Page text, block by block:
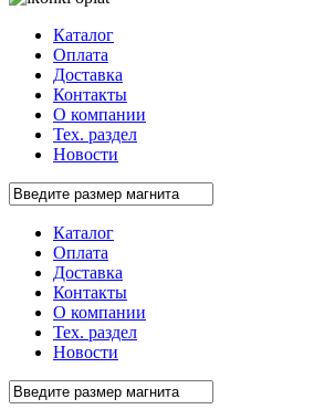
Каталог
Оплата
Доставка
Контакты
О компании
Тех. раздел
Новости
Каталог
Оплата
Доставка
Контакты
О компании
Тех. раздел
Новости